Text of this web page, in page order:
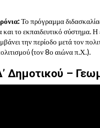
Το πρόγραμμα
και το εκπαιδευτικό σύστημα.
την περίοδο μετά τον
(τον 8ο αιώνα π.Χ.).
Δημοτικού –